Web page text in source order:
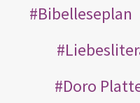
Bibelleseplan
Doro